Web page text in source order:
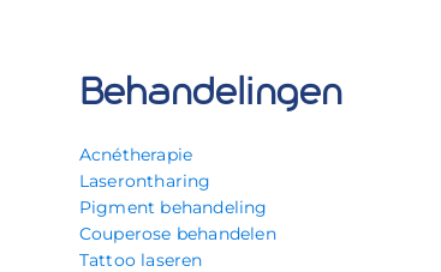
Behandelingen
Acnétherapie
Laserontharing
Pigment behandeling
Couperose behandelen
Tattoo laseren